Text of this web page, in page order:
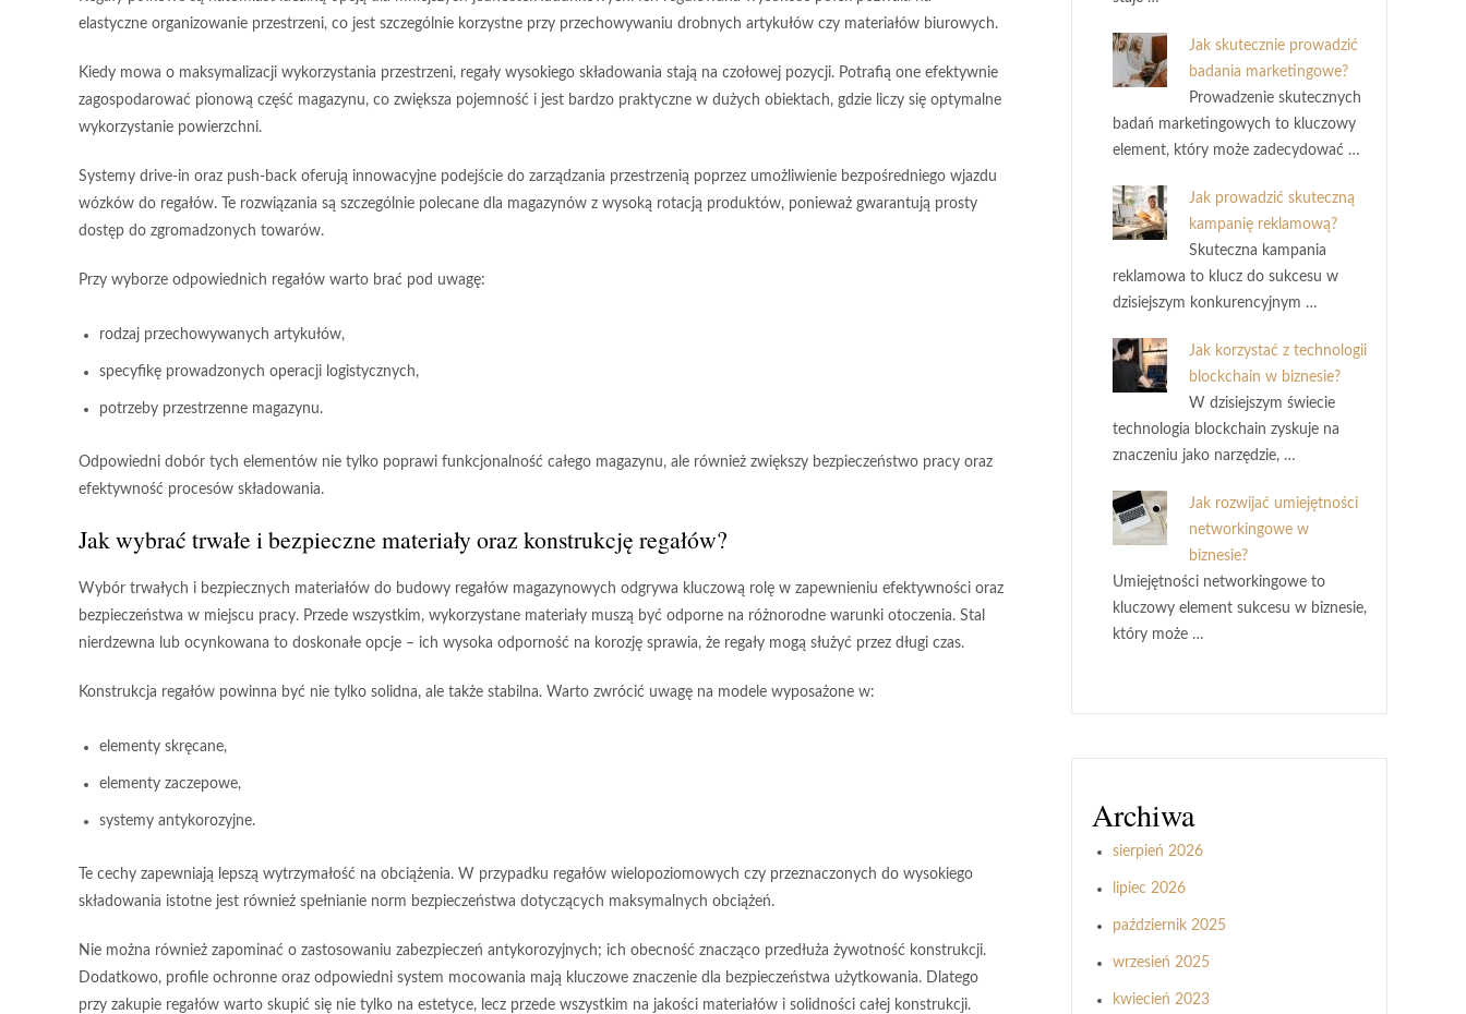
elastyczne organizowanie przestrzeni, co jest szczególnie korzystne przy przechowywaniu drobnych artykułów czy materiałów biurowych.
Kiedy mowa o maksymalizacji wykorzystania przestrzeni, regały wysokiego składowania stają na czołowej pozycji. Potrafią one efektywnie
zagospodarować pionową część magazynu, co zwiększa pojemność i jest bardzo praktyczne w dużych obiektach, gdzie liczy się optymalne
wykorzystanie powierzchni.
Systemy drive-in oraz push-back oferują innowacyjne podejście do zarządzania przestrzenią poprzez umożliwienie bezpośredniego wjazdu
wózków do regałów. Te rozwiązania są szczególnie polecane dla magazynów z wysoką rotacją produktów, ponieważ gwarantują prosty
dostęp do zgromadzonych towarów.
Przy wyborze odpowiednich regałów warto brać pod uwagę:
rodzaj przechowywanych artykułów,
specyfikę prowadzonych operacji logistycznych,
potrzeby przestrzenne magazynu.
Odpowiedni dobór tych elementów nie tylko poprawi funkcjonalność całego magazynu, ale również zwiększy bezpieczeństwo pracy oraz
efektywność procesów składowania.
Jak wybrać trwałe i bezpieczne materiały oraz konstrukcję regałów?
Wybór trwałych i bezpiecznych materiałów do budowy regałów magazynowych odgrywa kluczową rolę w zapewnieniu efektywności oraz
bezpieczeństwa w miejscu pracy. Przede wszystkim, wykorzystane materiały muszą być odporne na różnorodne warunki otoczenia. Stal
nierdzewna lub ocynkowana to doskonałe opcje – ich wysoka odporność na korozję sprawia, że regały mogą służyć przez długi czas.
Konstrukcja regałów powinna być nie tylko solidna, ale także stabilna. Warto zwrócić uwagę na modele wyposażone w:
elementy skręcane,
elementy zaczepowe,
systemy antykorozyjne.
Te cechy zapewniają lepszą wytrzymałość na obciążenia. W przypadku regałów wielopoziomowych czy przeznaczonych do wysokiego
składowania istotne jest również spełnianie norm bezpieczeństwa dotyczących maksymalnych obciążeń.
Nie można również zapominać o zastosowaniu zabezpieczeń antykorozyjnych; ich obecność znacząco przedłuża żywotność konstrukcji.
Dodatkowo, profile ochronne oraz odpowiedni system mocowania mają kluczowe znaczenie dla bezpieczeństwa użytkowania. Dlatego
przy zakupie regałów warto skupić się nie tylko na estetyce, lecz przede wszystkim na jakości materiałów i solidności całej konstrukcji.
Jak skutecznie prowadzić
badania marketingowe?
Prowadzenie skutecznych
badań marketingowych to kluczowy
element, który może zadecydować …
Jak prowadzić skuteczną
kampanię reklamową?
Skuteczna kampania
reklamowa to klucz do sukcesu w
dzisiejszym konkurencyjnym …
Jak korzystać z technologii
blockchain w biznesie?
W dzisiejszym świecie
technologia blockchain zyskuje na
znaczeniu jako narzędzie, …
Jak rozwijać umiejętności
networkingowe w
biznesie?
Umiejętności networkingowe to
kluczowy element sukcesu w biznesie,
który może …
Archiwa
sierpień 2026
lipiec 2026
październik 2025
wrzesień 2025
kwiecień 2023